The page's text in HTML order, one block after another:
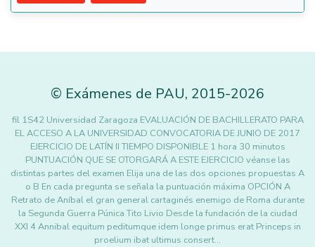
© Exámenes de PAU, 2015-2026
fil 1S42 Universidad Zaragoza EVALUACIÓN DE BACHILLERATO PARA
EL ACCESO A LA UNIVERSIDAD CONVOCATORIA DE JUNIO DE 2017
EJERCICIO DE LATÍN II TIEMPO DISPONIBLE 1 hora 30 minutos
PUNTUACIÓN QUE SE OTORGARÁ A ESTE EJERCICIO véanse las
distintas partes del examen Elija una de las dos opciones propuestas A
o B En cada pregunta se señala la puntuación máxima OPCIÓN A
Retrato de Aníbal el gran general cartaginés enemigo de Roma durante
la Segunda Guerra Púnica Tito Livio Desde la fundación de la ciudad
XXI 4 Annibal equitum peditumque idem longe primus erat Princeps in
proelium ibat ultimus consert…